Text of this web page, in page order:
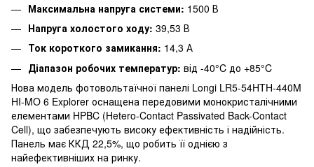
Максимальна напруга системи: 1500 В
Напруга холостого ходу: 39,53 В
Ток короткого замикання: 14,3 А
Діапазон робочих температур: від -40°C до +85°C
Нова модель фотовольтаїчної панелі Longi LR5-54HTH-440M
HI-MO 6 Explorer оснащена передовими монокристалічними
елементами HPBC (Hetero-Contact Passivated Back-Contact
Cell), що забезпечують високу ефективність і надійність.
Панель має ККД 22,5%, що робить її однією з
найефективніших на ринку.